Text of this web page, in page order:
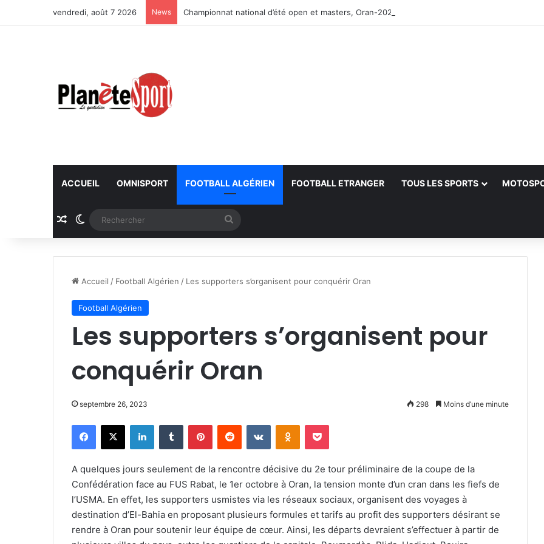
vendredi, août 7 2026 News Championnat national d’été open et masters, Oran-2026 — Le CRB s’adjuge le titre
ACCUEIL OMNISPORT FOOTBALL ALGÉRIEN FOOTBALL ETRANGER TOUS LES SPORTS
Article Aléatoire
Switch skin
Accueil / Football Algérien / Les supporters s’organisent pour conquérir Oran
Football Algérien
Les supporters s’organisent pour
conquérir Oran
septembre 26, 2023 298 Moins d’une minute
Facebook
X LinkedinTumblr PinterestReddit VKontakteOdnoklassniki
Pocket
A quelques jours seulement de la rencontre décisive du 2e tour préliminaire de la coupe de la
Confédération face au FUS Rabat, le 1er octobre à Oran, la tension monte d’un cran dans les fiefs de
l’USMA. En effet, les supporters usmistes via les réseaux sociaux, organisent des voyages à
destination d’El-Bahia en proposant plusieurs formules et tarifs au profit des supporters désirant se
rendre à Oran pour soutenir leur équipe de cœur. Ainsi, les départs devraient s’effectuer à partir de